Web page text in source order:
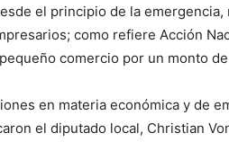
el principio de la
como refiere Acción
comercio por un monto
en materia económica y de
el diputado local, Christian